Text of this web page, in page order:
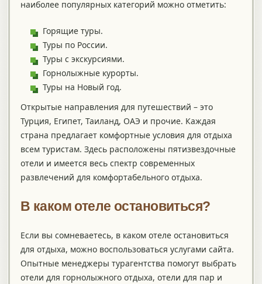
наиболее популярных категорий можно отметить:
Горящие туры.
Туры по России.
Туры с экскурсиями.
Горнолыжные курорты.
Туры на Новый год.
Открытые направления для путешествий – это
Турция, Египет, Таиланд, ОАЭ и прочие. Каждая
страна предлагает комфортные условия для отдыха
всем туристам. Здесь расположены пятизвездочные
отели и имеется весь спектр современных
развлечений для комфортабельного отдыха.
В каком отеле остановиться?
Если вы сомневаетесь, в каком отеле остановиться
для отдыха, можно воспользоваться услугами сайта.
Опытные менеджеры турагентства помогут выбрать
отели для горнолыжного отдыха, отели для пар и